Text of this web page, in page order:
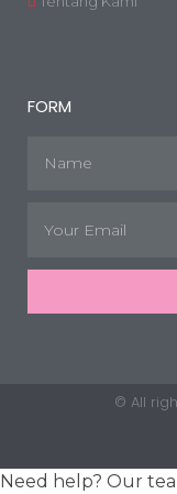
FORM
© All
Need help? Our